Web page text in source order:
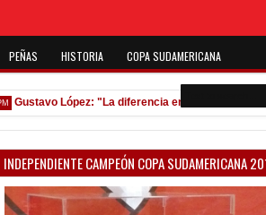
PEÑAS HISTORIA COPA SUDAMERICANA
López: "La diferencia entre Vélez e
INDEPENDIENTE CAMPEÓN COPA SUDAMERICANA